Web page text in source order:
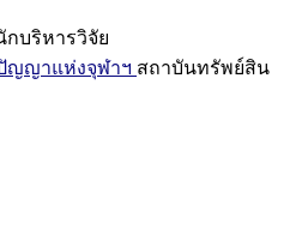
กบริหารวิจัย
ญญาแห่งจุฬาฯ สถาบันทรัพย์สิน